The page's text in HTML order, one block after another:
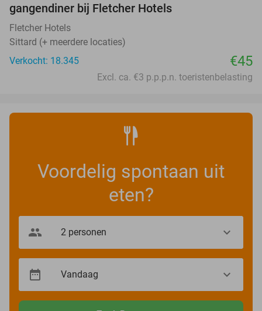
gangendiner bij Fletcher Hotels
Fletcher Hotels
Sittard (+ meerdere locaties)
Verkocht: 18.345
€45
Excl. ca. €3 p.p.p.n. toeristenbelasting
Voordelig spontaan uit
eten?